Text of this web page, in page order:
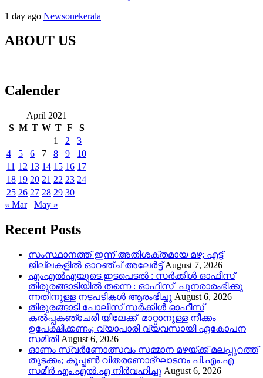
1 day ago Newsonekerala
ABOUT US
Calender
April 2021
S M T W T F
S
1
2
3
4
5 6 7 8 9
10
11 12 13 14 15 16 17
18 19 20 21 22 23 24
25 26 27 28 29 30
« Mar
May »
Recent Posts
സംസ്ഥാനത്ത് ഇന്ന് അതിശക്തമായ മഴ; എട്ട്
ജില്ലകളിൽ ഓറഞ്ച് അലേര്‍ട്ട് August 7, 2026
എംഎൽഎയുടെ ഇടപെടൽ : സര്‍ക്കിള്‍ ഓഫീസ്
തിരൂരങ്ങാടിയിൽ തന്നെ : ഓഫീസ് പുനരാരംഭിക്കു
ന്നതിനുള്ള നടപടികൾ ആരംഭിച്ചു August 6, 2026
തിരുരങ്ങാടി പോലീസ് സർക്കിൾ ഓഫീസ്
കൽപ്പകഞ്ചേരി യിലേക്ക് മാറ്റാനുള്ള നീക്കം
ഉപേക്ഷിക്കണം; വ്യാപാരി വ്യവസായി ഏകോപന
സമിതി August 6, 2026
ഓണം സ്വർണോത്സവം സമ്മാന മഴയ്ക്ക് മലപ്പുറത്ത്
തുടക്കം; കൂപ്പൺ വിതരണോദ്ഘാടനം പി.എം.എ
സമീർ എം.എൽ.എ നിർവഹിച്ചു August 6, 2026